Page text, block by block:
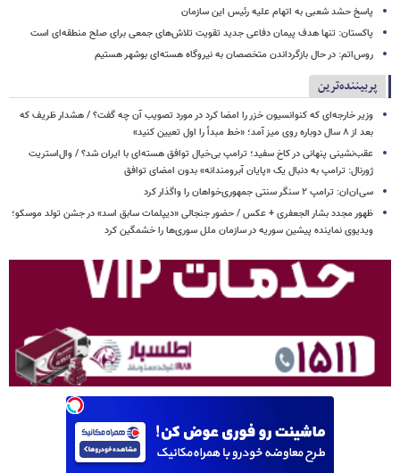
پاسخ حشد شعبی به اتهام‌ علیه رئیس این سازمان
پاکستان: تنها هدف پیمان دفاعی جدید تقویت تلاش‌های جمعی برای صلح منطقه‌ای است
روس‌اتم: در حال بازگرداندن متخصصان به نیروگاه هسته‌ای بوشهر هستیم
پربیننده‌ترین
وزیر خارجه‌ای که کنوانسیون خزر را امضا کرد در مورد تصویب آن چه گفت؟ / هشدار ظریف که
بعد از ۸ سال دوباره روی میز آمد؛ «خط مبدأ را اول تعیین کنید»
عقب‌نشینی پنهانی در کاخ سفید؛ ترامپ بی‌خیال توافق هسته‌ای با ایران شد؟ / وال‌استریت
ژورنال: ترامپ به دنبال یک «پایان آبرومندانه» بدون امضای توافق
سی‌ان‌ان: ترامپ ۲ سنگر سنتی جمهوری‌خواهان را واگذار کرد
ظهور مجدد بشار الجعفری + عکس / حضور جنجالی «دیپلمات سابق اسد» در جشن تولد موسکو؛
ویدیوی نماینده پیشین سوریه در سازمان ملل سوری‌ها را خشمگین کرد